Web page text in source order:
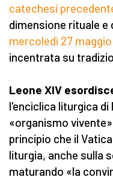
catechesi
dimensione rituale
mercoledì 27 maggio
incentrata su
Leone XIV
l'enciclica liturgica di
«organismo
principio che il
liturgia, anche sulla
maturando «la